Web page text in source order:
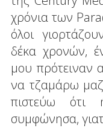
χρόνια των
όλοι
δέκα χρονών,
μου πρότειναν
να τζαμάρω
πιστεύω ότι
συμφώνησα,